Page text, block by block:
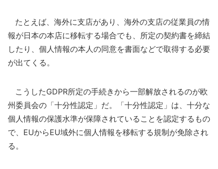
たとえば、海外に支店があり、海外の支店の従業員の情
報が日本の本店に移転する場合でも、所定の契約書を締結
したり、個人情報の本人の同意を書面などで取得する必要
が出てくる。
こうしたGDPR所定の手続きから一部解放されるのが欧
州委員会の「十分性認定」だ。「十分性認定」は、十分な
個人情報の保護水準が保障されていることを認定するもの
で、EUからEU域外に個人情報を移転する規制が免除され
る。